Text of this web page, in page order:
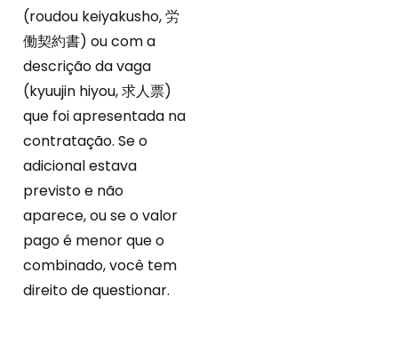
(roudou keiyakusho, 労
働契約書) ou com a
descrição da vaga
(kyuujin hiyou, 求人票)
que foi apresentada na
contratação. Se o
adicional estava
previsto e não
aparece, ou se o valor
pago é menor que o
combinado, você tem
direito de questionar.